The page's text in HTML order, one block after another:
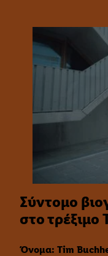
Σύντομο
στο τρέξιμο
Όνομα: Tim